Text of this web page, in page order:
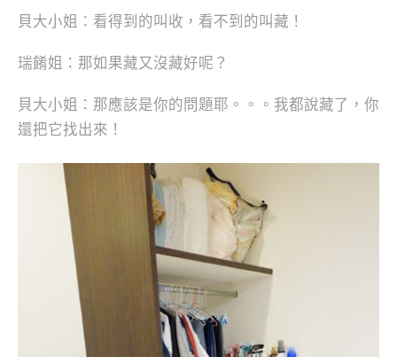
貝大小姐：看得到的叫收，看不到的叫藏！
瑞餚姐：那如果藏又沒藏好呢？
貝大小姐：那應該是你的問題耶。。。我都說藏了，你
還把它找出來！